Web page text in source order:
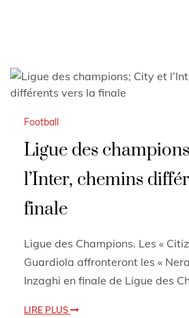
Football
Ligue des
l’Inter, chemins
finale
Ligue des Champions. Les «
Guardiola affronteront les «
Inzaghi en finale de Ligue des
LIRE PLUS